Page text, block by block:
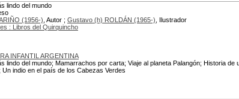
lindo del mundo
(1956-) , Autor ; Gustavo (h) ROLDÁN (1965-) , Ilustrador
: Libros del Quirquincho
INFANTIL ARGENTINA
lindo del mundo; Mamarrachos por carta; Viaje al planeta Palangón; Historia
Un indio en el país de los Cabezas Verdes